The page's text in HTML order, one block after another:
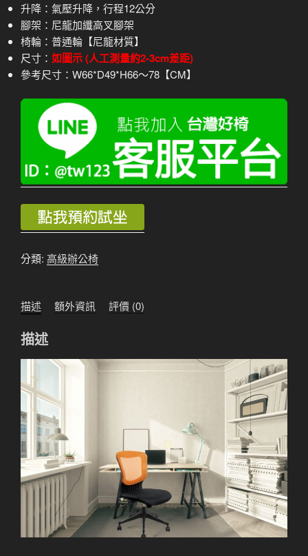
升降：氣壓升降，行程12公分
腳架：尼龍加纖高叉腳架
椅輪：普通輪【尼龍材質】
尺寸： 如圖示 (人工測量約2-3cm差距)
參考尺寸：W66*D49*H66～78【CM】
分類: 高級辦公椅
描述 額外資訊 評價 (0)
描述